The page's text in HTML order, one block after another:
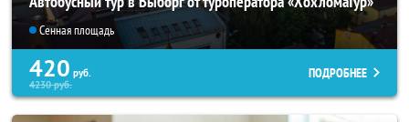
Сенная площадь
420 руб.
4230руб.
ПОДРОБНЕЕ